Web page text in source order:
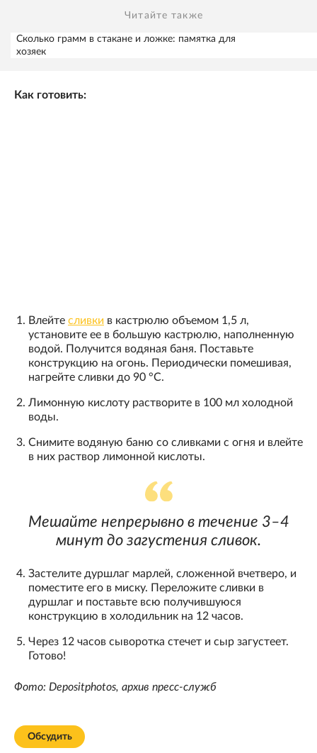
Читайте также
Сколько грамм в стакане и ложке: памятка для
хозяек
Как готовить:
Влейте сливки в кастрюлю объемом 1,5 л,
установите ее в большую кастрюлю, наполненную
водой. Получится водяная баня. Поставьте
конструкцию на огонь. Периодически помешивая,
нагрейте сливки до 90 °С.
Лимонную кислоту растворите в 100 мл холодной
воды.
Снимите водяную баню со сливками с огня и влейте
в них раствор лимонной кислоты.
Мешайте непрерывно в течение 3–4
минут до загустения сливок.
Застелите дуршлаг марлей, сложенной вчетверо, и
поместите его в миску. Переложите сливки в
дуршлаг и поставьте всю получившуюся
конструкцию в холодильник на 12 часов.
Через 12 часов сыворотка стечет и сыр загустеет.
Готово!
Фото: Depositphotos, архив пресс-служб
Обсудить